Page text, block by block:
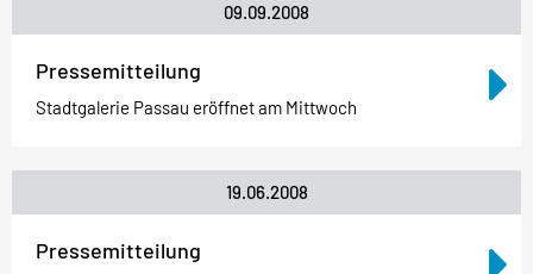
09.09.2008
Pressemitteilung
Stadtgalerie Passau eröffnet am Mittwoch
19.06.2008
Pressemitteilung